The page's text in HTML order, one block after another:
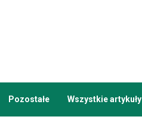
Pozostałe Wszystkie artykuły